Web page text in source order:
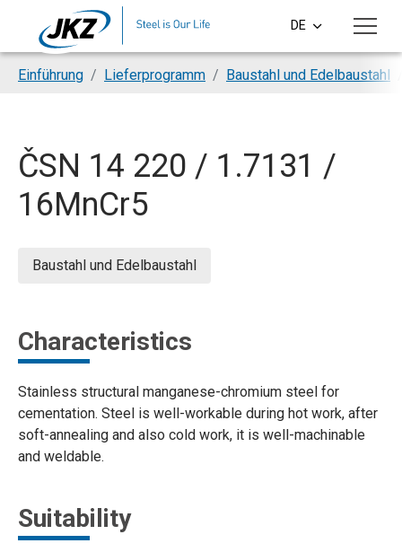
Skip to main content
DE
SI
You are here:
Einführung Lieferprogramm Baustahl und Edelbaustahl
ČSN 14 220 / 1.7131 /
16MnCr5
Baustahl und Edelbaustahl
Characteristics
Stainless structural manganese-chromium steel for
cementation. Steel is well-workable during hot work, after
soft-annealing and also cold work, it is well-machinable
and weldable.
Suitability